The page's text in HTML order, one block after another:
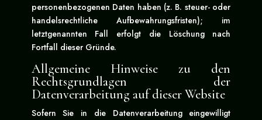
personenbezogenen Daten haben (z. B. steuer- oder
handelsrechtliche Aufbewahrungsfristen); im
letztgenannten Fall erfolgt die Löschung nach
Fortfall dieser Gründe.
Allgemeine Hinweise zu den
Rechtsgrundlagen der
Datenverarbeitung auf dieser Website
Sofern Sie in die Datenverarbeitung eingewilligt